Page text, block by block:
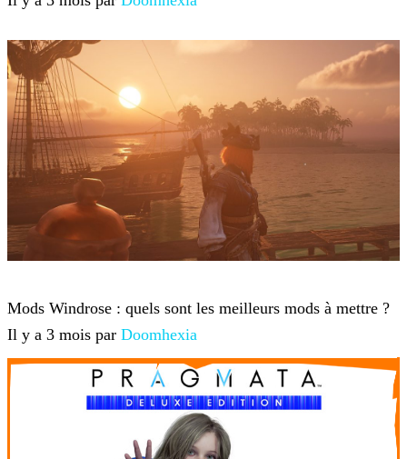
Mods Windrose : quels sont les meilleurs mods à mettre ?
Il y a 3 mois par Doomhexia